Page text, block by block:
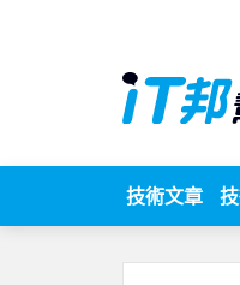
技術文章